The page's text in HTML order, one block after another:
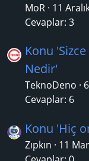
MoR 11
Cevaplar: 3
Konu
Nedir'
TeknoDeno
Cevaplar: 6
Konu 'Hiç
Zıpkın
11